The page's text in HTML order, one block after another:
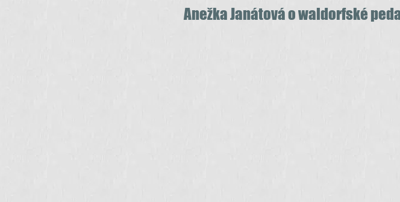
Anežka Janátová o waldorfské